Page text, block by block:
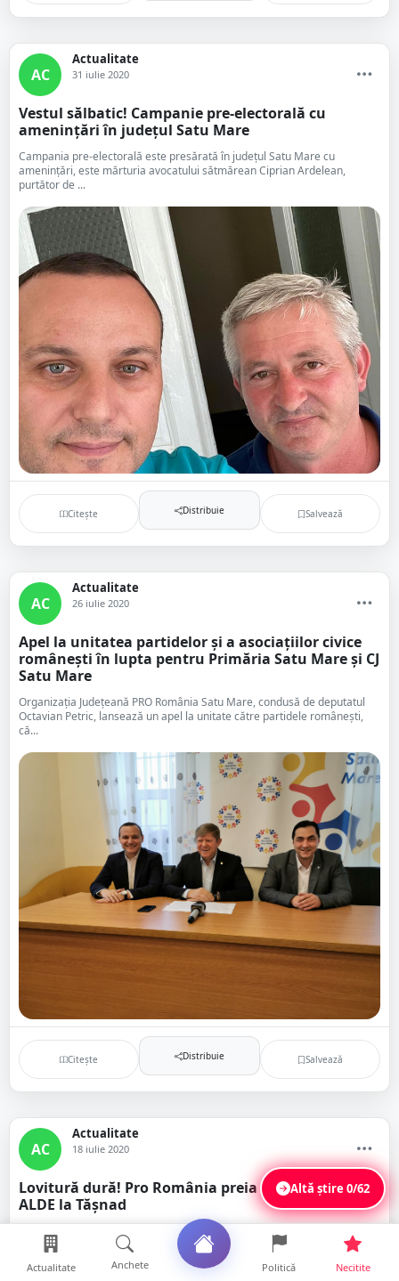
AC
Actualitate
31 iulie 2020
Vestul sălbatic! Campanie pre-electorală cu
amenințări în județul Satu Mare
Campania pre-electorală este presărată în județul Satu Mare cu
amenințări, este mărturia avocatului sătmărean Ciprian Ardelean,
purtător de ...
Citește Distribuie Salvează
AC
Actualitate
26 iulie 2020
Apel la unitatea partidelor și a asociațiilor civice
românești în lupta pentru Primăria Satu Mare și CJ
Satu Mare
Organizația Județeană PRO România Satu Mare, condusă de deputatul
Octavian Petric, lansează un apel la unitate către partidele românești,
că...
Citește Distribuie Salvează
AC
Actualitate
18 iulie 2020
Lovitură dură! Pro România preia toată echipa
ALDE la Tășnad
Președintele Organizației Orășenești Tășnad a Pro România, Adrian
Farcău, a anunțat că a reușit înregimentarea întregii echipe a ALDE din
Altă știre0/62
Actualitate Anchete Politică Necitite